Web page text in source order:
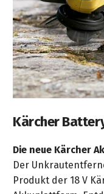
Kärcher
Die neue Kärcher
Der
Produkt der 18 V